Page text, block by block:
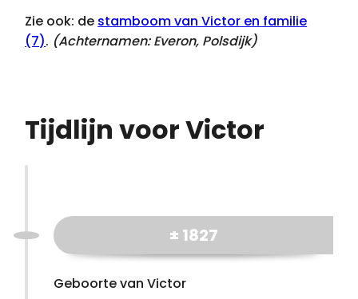
Zie ook: de stamboom van Victor en familie
(7). (Achternamen:Everon, Polsdijk)
Tijdlijn voor Victor
± 1827
Geboorte van Victor